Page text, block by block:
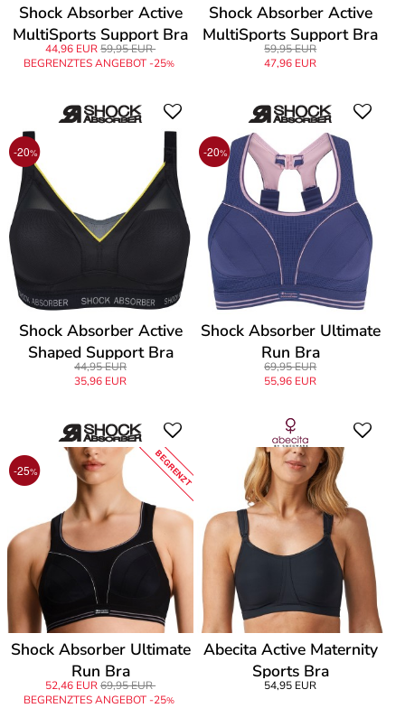
Shock Absorber Active
MultiSports Support Bra
44,96 EUR59,95 EUR
BEGRENZTES ANGEBOT -25%
Shock Absorber Active
MultiSports Support Bra
59,95 EUR
47,96 EUR
-20%
Shock Absorber Active
Shaped Support Bra
44,95 EUR
35,96 EUR
-20%
Shock Absorber Ultimate
Run Bra
69,95 EUR
55,96 EUR
-25% BEGRENZT
Shock Absorber Ultimate
Run Bra
52,46 EUR69,95 EUR
BEGRENZTES ANGEBOT -25%
Abecita Active Maternity
Sports Bra
54,95 EUR